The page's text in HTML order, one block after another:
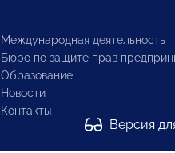
Международная деятельность
Бюро по защите прав
Образование
Новости
Контакты
Версия